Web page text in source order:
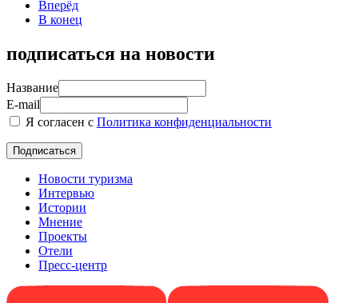
Вперёд
В конец
подписаться на новости
Название
E-mail
Я согласен с Политика конфиденциальности
Новости туризма
Интервью
Истории
Мнение
Проекты
Отели
Пресс-центр